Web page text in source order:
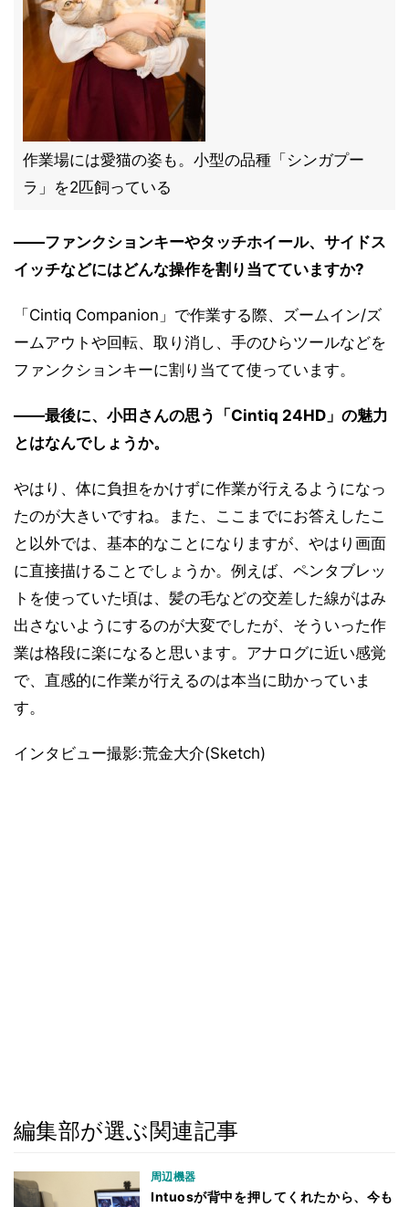
作業場には愛猫の姿も。小型の品種「シンガプー
ラ」を2匹飼っている
――ファンクションキーやタッチホイール、サイドス
イッチなどにはどんな操作を割り当てていますか?
「Cintiq Companion」で作業する際、ズームイン/ズ
ームアウトや回転、取り消し、手のひらツールなどを
ファンクションキーに割り当てて使っています。
――最後に、小田さんの思う「Cintiq 24HD」の魅力
とはなんでしょうか。
やはり、体に負担をかけずに作業が行えるようになっ
たのが大きいですね。また、ここまでにお答えしたこ
と以外では、基本的なことになりますが、やはり画面
に直接描けることでしょうか。例えば、ペンタブレッ
トを使っていた頃は、髪の毛などの交差した線がはみ
出さないようにするのが大変でしたが、そういった作
業は格段に楽になると思います。アナログに近い感覚
で、直感的に作業が行えるのは本当に助かっていま
す。
インタビュー撮影:荒金大介(Sketch)
編集部が選ぶ関連記事
周辺機器
Intuosが背中を押してくれたから、今も